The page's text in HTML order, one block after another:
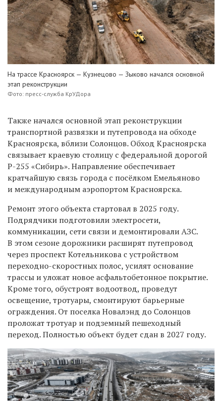
На трассе Красноярск — Кузнецово — Зыково начался основной
этап реконструкции
Фото: пресс-служба КрУДора
Также начался основной этап реконструкции
транспортной развязки и путепровода на обходе
Красноярска, вблизи Солонцов. Обход Красноярска
связывает краевую столицус федеральной дорогой
Р-255 «Сибирь». Направление обеспечивает
кратчайшую связь города с посёлком Емельяново
и международным аэропортом Красноярска.
Ремонт этого объекта стартовал в 2025 году.
Подрядчики подготовили электросети,
коммуникации, сети связи и демонтировали АЗС.
В этом сезоне дорожники расширят путепровод
через проспект Котельникова с устройством
переходно-скоростных полос, усилят основание
трассы и уложат новое асфальтобетонное покрытие.
Кроме того, обустроят водоотвод, проведут
освещение, тротуары, смонтируют барьерные
ограждения. От поселка Новалэнд до Солонцов
проложат тротуар и подземный пешеходный
переход. Полностью объект будет сдан в 2027 году.